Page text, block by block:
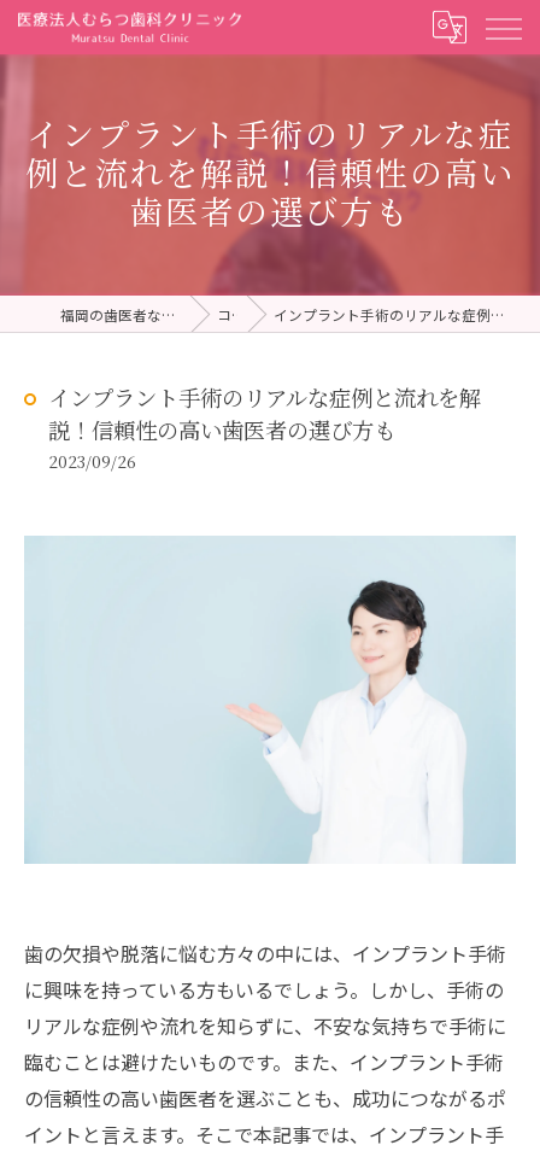
インプラント手術のリアルな症
例と流れを解説！信頼性の高い
歯医者の選び方も
福岡の歯医者ならむらつ歯科クリニック コラム インプラント手術のリアルな症例と流れを解説！信頼性の高い歯医者の選び方も
インプラント手術のリアルな症例と流れを解
説！信頼性の高い歯医者の選び方も
2023/09/26
歯の欠損や脱落に悩む方々の中には、インプラント手術
に興味を持っている方もいるでしょう。しかし、手術の
リアルな症例や流れを知らずに、不安な気持ちで手術に
臨むことは避けたいものです。また、インプラント手術
の信頼性の高い歯医者を選ぶことも、成功につながるポ
イントと言えます。そこで本記事では、インプラント手